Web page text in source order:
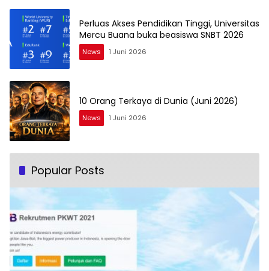
Perluas Akses Pendidikan Tinggi, Universitas
Mercu Buana buka beasiswa SNBT 2026
News 1 Juni 2026
10 Orang Terkaya di Dunia (Juni 2026)
News 1 Juni 2026
Popular Posts